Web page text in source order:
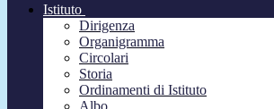
Istituto
Dirigenza
Organigramma
Circolari
Storia
Ordinamenti di Istituto